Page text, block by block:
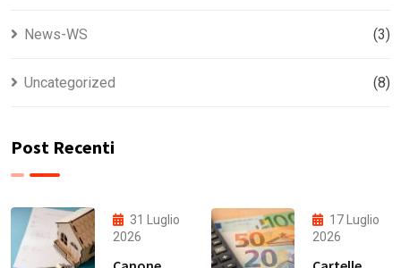
News-WS (3)
Uncategorized (8)
Post Recenti
31 Luglio
2026
17 Luglio
2026